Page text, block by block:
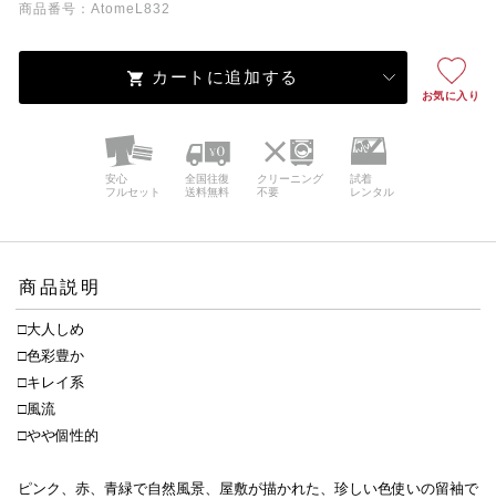
商品番号：AtomeL832
カートに追加する
お気に入り
安心
フルセット
全国往復
送料無料
クリーニング
不要
試着
レンタル
商品説明
□大人しめ
□色彩豊か
□キレイ系
□風流
□やや個性的
ピンク、赤、青緑で自然風景、屋敷が描かれた、珍しい色使いの留袖で